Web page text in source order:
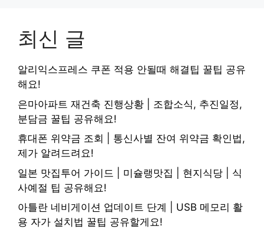
최신 글
알리익스프레스 쿠폰 적용 안될때 해결팁 꿀팁 공유
해요!
은마아파트 재건축 진행상황 | 조합소식, 추진일정,
분담금 꿀팁 공유해요!
휴대폰 위약금 조회 | 통신사별 잔여 위약금 확인법,
제가 알려드려요!
일본 맛집투어 가이드 | 미슐랭맛집 | 현지식당 | 식
사예절 팁 공유해요!
아틀란 네비게이션 업데이트 단계 | USB 메모리 활
용 자가 설치법 꿀팁 공유할게요!